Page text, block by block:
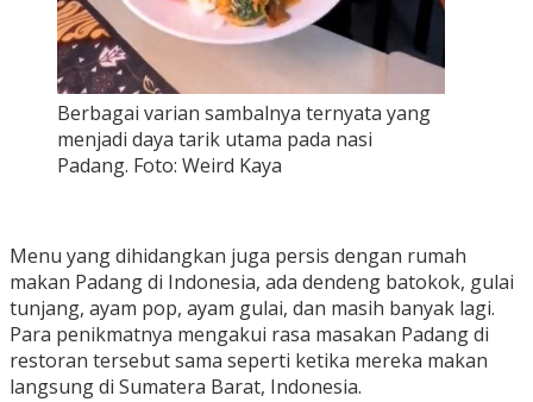
Berbagai varian sambalnya ternyata yang
menjadi daya tarik utama pada nasi
Padang. Foto: Weird Kaya
Menu yang dihidangkan juga persis dengan rumah
makan Padang di Indonesia, ada dendeng batokok, gulai
tunjang, ayam pop, ayam gulai, dan masih banyak lagi.
Para penikmatnya mengakui rasa masakan Padang di
restoran tersebut sama seperti ketika mereka makan
langsung di Sumatera Barat, Indonesia.